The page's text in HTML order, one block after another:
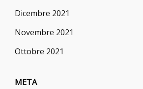
Dicembre 2021
Novembre 2021
Ottobre 2021
META